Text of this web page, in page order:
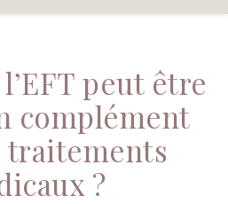
peut être
complément
traitements
?